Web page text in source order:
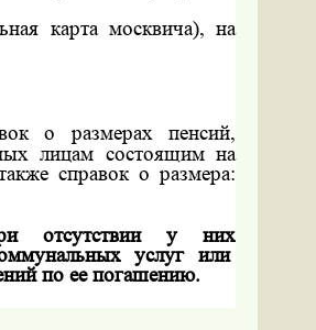
карта москвича), на
о размерах пенсий,
лицам состоящим на
справок о размера:
отсутствии у них
услуг
или
по ее погашению.